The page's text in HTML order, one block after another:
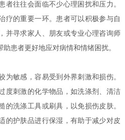
往往会面临不少心理困扰和压力。
疗的重要一环。患者可以积极参与自
并寻求家人、朋友或专业心理咨询师
患者更好地应对病情和情绪困扰。
敏感，容易受到外界刺激和损伤。
度刺激的化学物品，如洗涤剂、清洁
的洗涤工具或刷具，以免损伤皮肤。
的护肤品进行保湿，有助于减少对皮